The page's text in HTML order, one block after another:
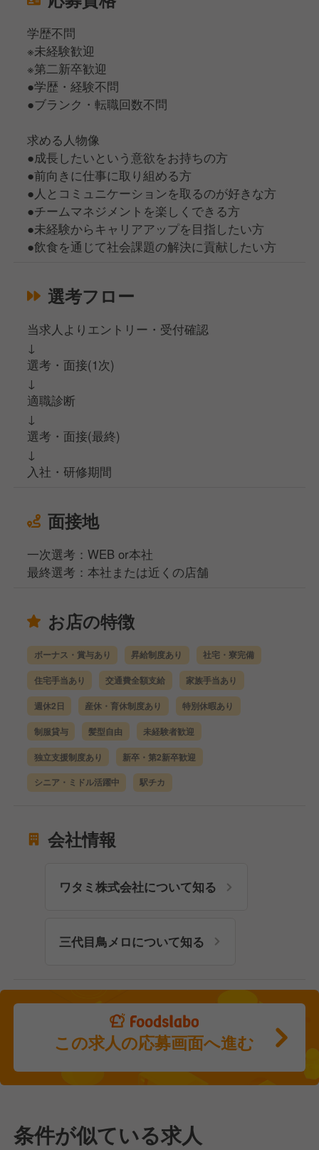
学歴不問
※未経験歓迎
※第二新卒歓迎
●学歴・経験不問
●ブランク・転職回数不問
求める人物像
●成長したいという意欲をお持ちの方
●前向きに仕事に取り組める方
●人とコミュニケーションを取るのが好きな方
●チームマネジメントを楽しくできる方
●未経験からキャリアアップを目指したい方
●飲食を通じて社会課題の解決に貢献したい方
選考フロー
当求人よりエントリー・受付確認
↓
選考・面接(1次)
↓
適職診断
↓
選考・面接(最終)
↓
入社・研修期間
面接地
一次選考：WEB or本社
最終選考：本社または近くの店舗
お店の特徴
ボーナス・賞与あり 昇給制度あり 社宅・寮完備
住宅手当あり 交通費全額支給 家族手当あり
週休2日 産休・育休制度あり 特別休暇あり
制服貸与 髪型自由 未経験者歓迎
独立支援制度あり 新卒・第2新卒歓迎
シニア・ミドル活躍中 駅チカ
会社情報
ワタミ株式会社について知る
三代目鳥メロについて知る
この求人の応募画面へ進む
条件が似ている求人